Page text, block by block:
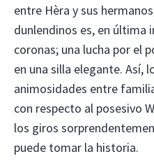
entre Hèra y sus
dunlendinos es, en última
coronas; una lucha por el
en una silla elegante. Así,
animosidades entre
con respecto al posesivo
los giros
puede tomar la historia.